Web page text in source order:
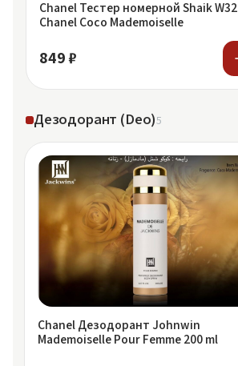
Chanel Тестер номерной Shaik W32
Chanel Coco Mademoiselle
849 ₽
Дезодорант (Deo)5
Chanel Дезодорант Johnwin
Mademoiselle Pour Femme 200 ml